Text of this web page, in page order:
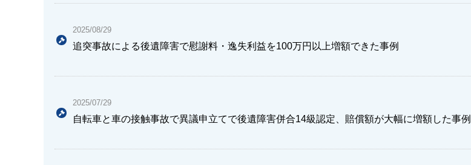
2025/08/29
追突事故による後遺障害で慰謝料・逸失利益を100万円以上増額できた事例
2025/07/29
自転車と車の接触事故で異議申立てで後遺障害併合14級認定、賠償額が大幅に増額した事例